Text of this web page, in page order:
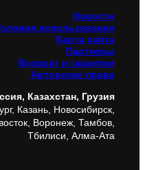
Новости
использования
Карта сайта
Партнеры
Возврат и гарантии
Авторские права
Казахстан, Грузия
Казань, Новосибирск,
Воронеж, Тамбов,
Тбилиси, Алма-Ата